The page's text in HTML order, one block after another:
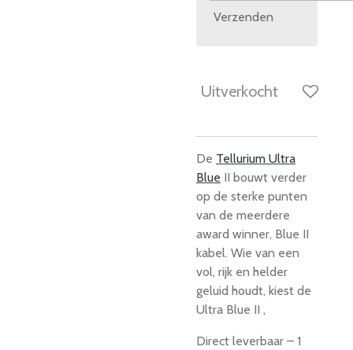
Verzenden
Uitverkocht
De Tellurium Ultra
Blue II bouwt verder
op de sterke punten
van de meerdere
award winner, Blue II
kabel. Wie van een
vol, rijk en helder
geluid houdt, kiest de
Ultra Blue II ,
Direct leverbaar – 1